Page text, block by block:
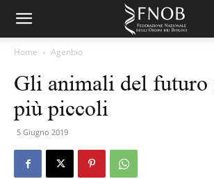
Home Agenbio
Gli animali del futuro
più piccoli
5 Giugno 2019